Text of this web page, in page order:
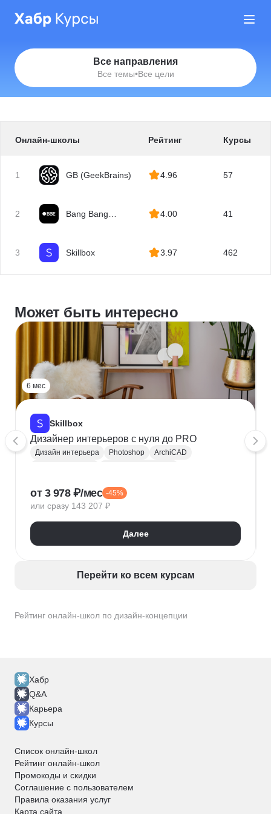
Все направления
Все темы•Все цели
Рейтинг онлайн-школ по дизайн-концепции
Онлайн-школы Рейтинг Курсы
1 GB (GeekBrains) 4.96 57
2
Bang Bang
4.00 41
3 Skillbox 3.97 462
Может быть интересно
6 мес
Skillbox
Дизайнер интерьеров с нуля до PRO
Дизайн интерьера Photoshop
ArchiCAD
Брифинг
Дизайн-концепция
Бюджетирование
Материаловедение
от 3 978 ₽/мес -45%
или сразу 143 207 ₽
Далее
Перейти ко всем курсам
Хабр
Q&A
Карьера
Курсы
Список онлайн-школ
Рейтинг онлайн-школ
Промокоды и скидки
Соглашение с пользователем
Правила оказания услуг
Карта сайта